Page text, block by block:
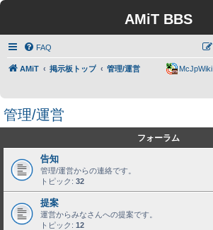
AMiT BBS
FAQ
AMiT 掲示板トップ 管理/運営 McJpWiki
管理/運営
フォーラム
告知
管理/運営からの連絡です。
トピック: 32
提案
運営からみなさんへの提案です。
トピック: 12